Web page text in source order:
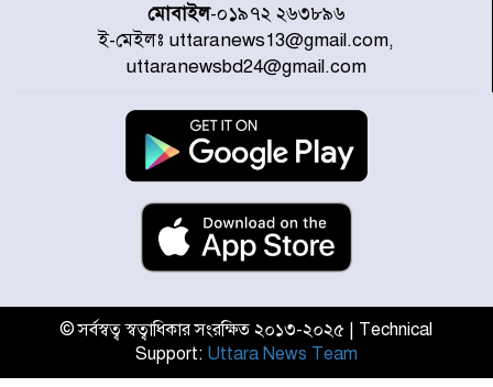
প্রত্যেক অপরাধীর বিচার এ দেশেই
হবে, সে যত শক্তিশালীই হোক না কেন,
প্রতিমন্ত্রী মীর হেলাল
আগামী ৫ দিন বৃষ্টির আভাস
হাসিনার বক্তব্য প্রচারে ভারতের সমর্থন
নেই
জুলাই গণঅভ্যুত্থানে আহত যোদ্ধা
মিতুর খোঁজ নিলেন প্রধানমন্ত্রী
মোবাইল-০১৯৭২ ২৬৩৮৯৬
ই-মেইলঃ uttaranews13@gmail.com,
uttaranewsbd24@gmail.com
© সর্বস্বত্ব স্বত্বাধিকার সংরক্ষিত ২০১৩-২০২৫ | Technical
Support: Uttara News Team